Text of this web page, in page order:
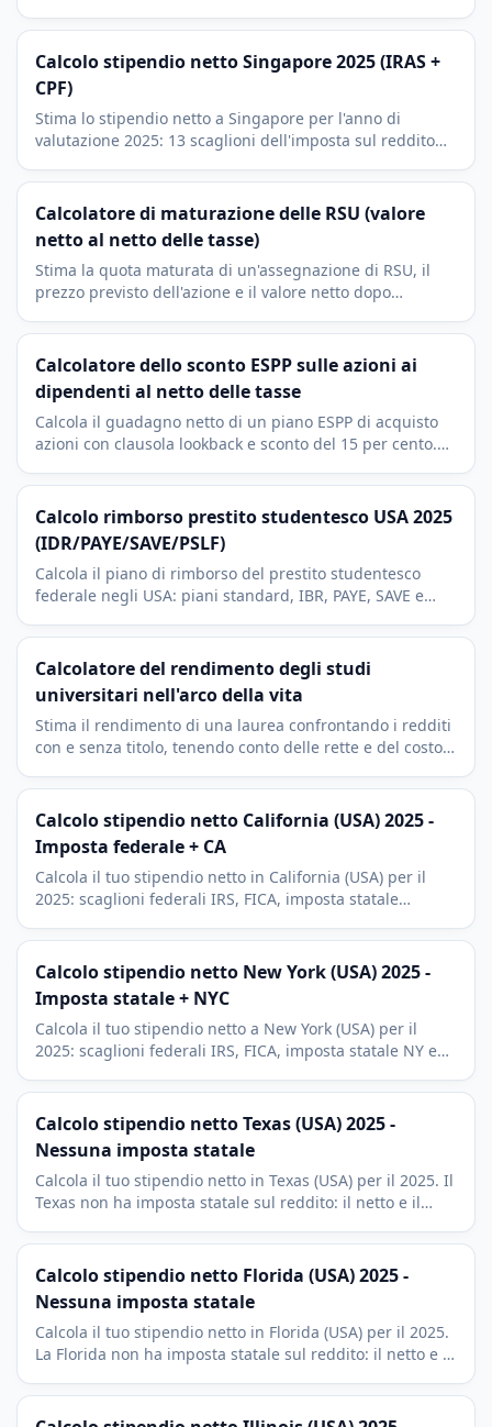
cento e l'EPF.
Calcolo stipendio netto Singapore 2025 (IRAS +
CPF)
Stima lo stipendio netto a Singapore per l'anno di
valutazione 2025: 13 scaglioni dell'imposta sul reddito
deduzione SRS.
Calcolatore di maturazione delle RSU (valore
netto al netto delle tasse)
Stima la quota maturata di un'assegnazione di RSU, il
prezzo previsto dell'azione e il valore netto dopo
Calcolatore dello sconto ESPP sulle azioni ai
dipendenti al netto delle tasse
Calcola il guadagno netto di un piano ESPP di acquisto
azioni con clausola lookback e sconto del 15 per cento.
Calcolo rimborso prestito studentesco USA 2025
(IDR/PAYE/SAVE/PSLF)
Calcola il piano di rimborso del prestito studentesco
federale negli USA: piani standard, IBR, PAYE, SAVE e
Calcolatore del rendimento degli studi
universitari nell'arco della vita
Stima il rendimento di una laurea confrontando i redditi
con e senza titolo, tenendo conto delle rette e del costo
Calcolo stipendio netto California (USA) 2025 -
Imposta federale + CA
Calcola il tuo stipendio netto in California (USA) per il
2025: scaglioni federali IRS, FICA, imposta statale
Calcolo stipendio netto New York (USA) 2025 -
Imposta statale + NYC
Calcola il tuo stipendio netto a New York (USA) per il
2025: scaglioni federali IRS, FICA, imposta statale NY e
Calcolo stipendio netto Texas (USA) 2025 -
Nessuna imposta statale
Calcola il tuo stipendio netto in Texas (USA) per il 2025. Il
Texas non ha imposta statale sul reddito: il netto e il
Calcolo stipendio netto Florida (USA) 2025 -
Nessuna imposta statale
Calcola il tuo stipendio netto in Florida (USA) per il 2025.
La Florida non ha imposta statale sul reddito: il netto e il